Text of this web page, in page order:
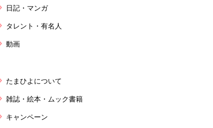
日記・マンガ
タレント・有名人
動画
たまひよについて
雑誌・絵本・ムック書籍
キャンペーン